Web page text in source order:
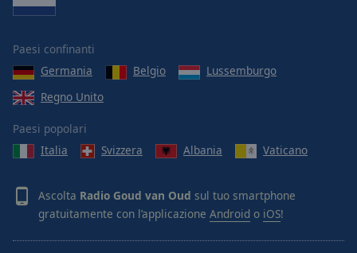
Paesi confinanti
Germania
Belgio
Lussemburgo
Regno Unito
Paesi popolari
Italia
Svizzera Albania Vaticano
Ascolta Radio Goud van Oud sul tuo smartphone
gratuitamente con l’applicazione Android o iOS!